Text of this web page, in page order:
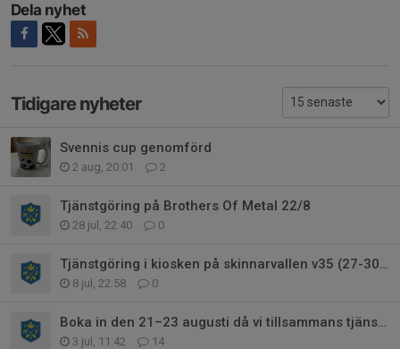
Dela nyhet
Tidigare nyheter
Svennis cup genomförd
2 aug, 20:01 2
Tjänstgöring på Brothers Of Metal 22/8
28 jul, 22:40 0
Tjänstgöring i kiosken på skinnarvallen v35 (27-30/8)
8 jul, 22:58 0
Boka in den 21–23 augusti då vi tillsammans tjänstgör på Brothers Of Metal
3 jul, 11:42 14